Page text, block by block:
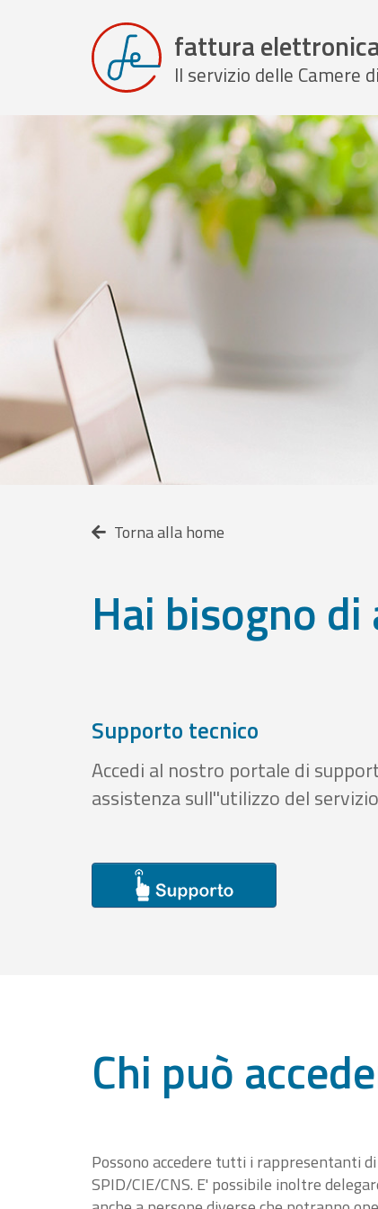
fattura
Il servizio delle Camere
Torna alla home
Hai bisogno di
Supporto tecnico
Accedi al nostro portale di
assistenza sull''utilizzo del
Chi può
Possono accedere tutti i rappresentanti
SPID/CIE/CNS. E' possibile inoltre